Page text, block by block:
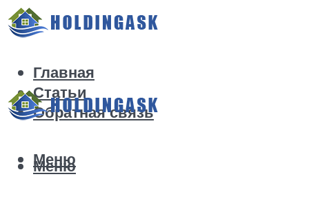
Главная
Статьи
Обратная связь
Меню
Меню